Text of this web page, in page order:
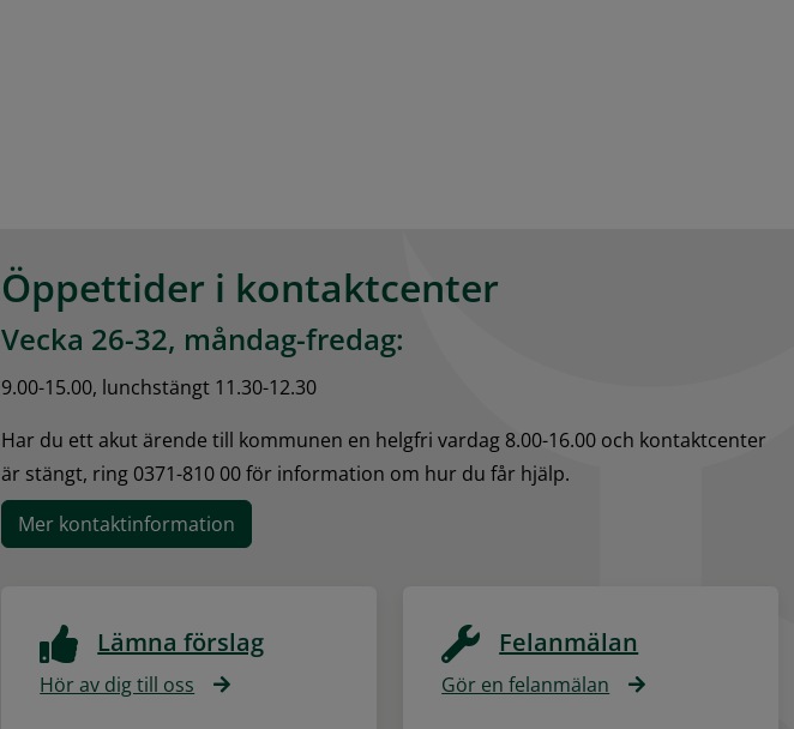
Öppettider i kontaktcenter
Vecka 26-32, måndag-fredag:
9.00-15.00, lunchstängt 11.30-12.30
Har du ett akut ärende till kommunen en helgfri vardag 8.00-16.00 och kontaktcenter
är stängt, ring 0371-810 00 för information om hur du får hjälp.
Mer kontaktinformation
Lämna förslag
Hör av dig till oss
Felanmälan
Gör en felanmälan